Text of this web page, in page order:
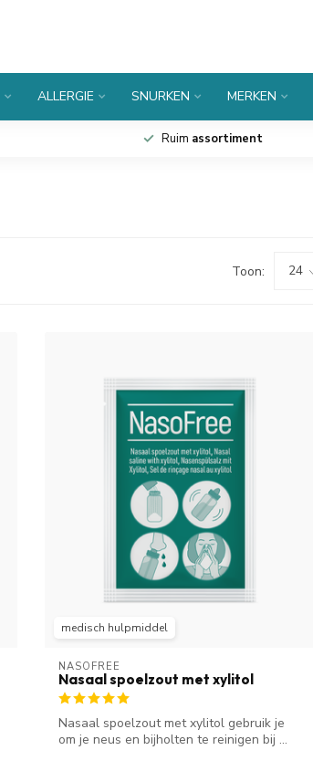
ALLERGIE SNURKEN MERKEN
Ruim assortiment
Toon:
medisch hulpmiddel
NASOFREE
Nasaal spoelzout met xylitol
Nasaal spoelzout met xylitol gebruik je
om je neus en bijholten te reinigen bij ...